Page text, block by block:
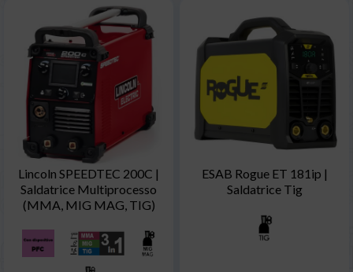
Lincoln SPEEDTEC 200C |
Saldatrice Multiprocesso
(MMA, MIG MAG, TIG)
ESAB Rogue ET 181ip |
Saldatrice Tig